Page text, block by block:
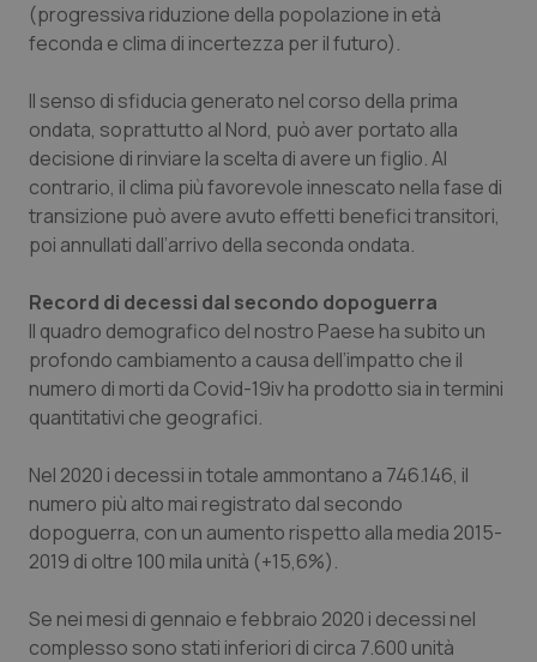
(progressiva riduzione della popolazione in età
feconda e clima di incertezza per il futuro).
Il senso di sfiducia generato nel corso della prima
ondata, soprattutto al Nord, può aver portato alla
decisione di rinviare la scelta di avere un figlio. Al
contrario, il clima più favorevole innescato nella fase di
transizione può avere avuto effetti benefici transitori,
poi annullati dall’arrivo della seconda ondata.
Record di decessi dal secondo dopoguerra
Il quadro demografico del nostro Paese ha subito un
profondo cambiamento a causa dell’impatto che il
numero di morti da Covid-19iv ha prodotto sia in termini
quantitativi che geografici.
Nel 2020 i decessi in totale ammontano a 746.146, il
numero più alto mai registrato dal secondo
dopoguerra, con un aumento rispetto alla media 2015-
2019 di oltre 100 mila unità (+15,6%).
Se nei mesi di gennaio e febbraio 2020 i decessi nel
complesso sono stati inferiori di circa 7.600 unità